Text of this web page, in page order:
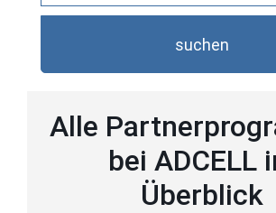
suchen
Alle
bei ADCELL
Überblick